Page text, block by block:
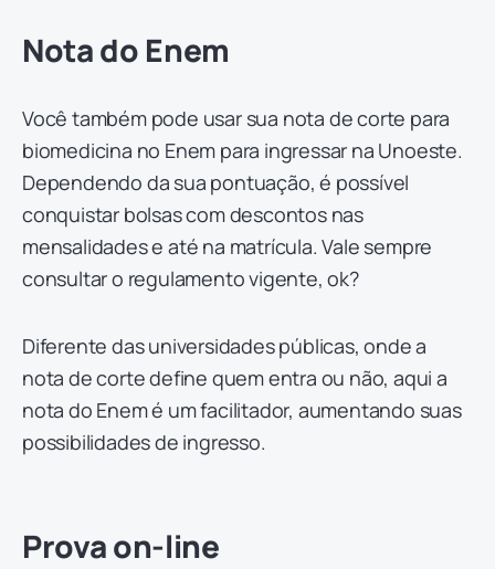
Nota do Enem
Você também pode usar sua nota de corte para
biomedicina no Enem para ingressar na Unoeste.
Dependendo da sua pontuação, é possível
conquistar bolsas com descontos nas
mensalidades e até na matrícula. Vale sempre
consultar o regulamento vigente, ok?
Diferente das universidades públicas, onde a
nota de corte define quem entra ou não, aqui a
nota do Enem é um facilitador, aumentando suas
possibilidades de ingresso.
Prova on-line